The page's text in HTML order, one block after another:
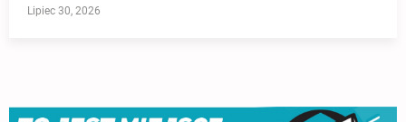
Lipiec 30, 2026